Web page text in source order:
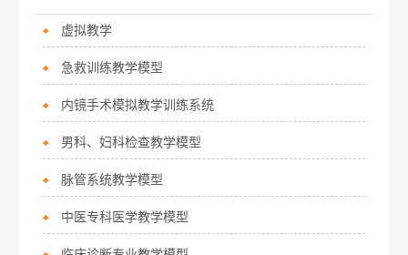
虚拟教学
急救训练教学模型
内镜手术模拟教学训练系统
男科、妇科检查教学模型
脉管系统教学模型
中医专科医学教学模型